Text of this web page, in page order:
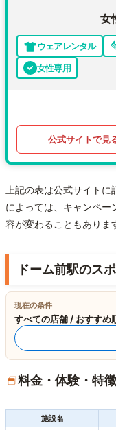
女
ウェアレンタル
女性専用
公式サイトで見
上記の表は公式サイトに
によっては、キャンペー
容が変わることもありま
ドーム前駅のス
現在の条件
すべての店舗 / おすすめ
料金・体験・特
施設名